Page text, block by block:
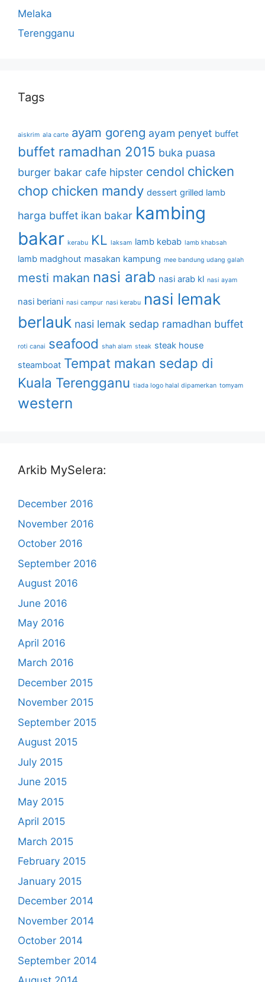
Melaka
Terengganu
Tags
aiskrim ala carte ayam goreng ayam penyet buffet
buffet ramadhan 2015 buka puasa
burger bakar cafe hipster cendol chicken
chop chicken mandy dessert grilled lamb
harga buffet ikan bakar kambing
bakar kerabu KL laksam lamb kebab lamb khabsah
lamb madghout masakan kampung mee bandung udang galah
mesti makan nasi arab nasi arab kl nasi ayam
nasi beriani nasi campur nasi kerabu nasi lemak
berlauk nasi lemak sedap ramadhan buffet
roti canai seafood shah alam steak steak house
steamboat Tempat makan sedap di
Kuala Terengganu tiada logo halal dipamerkan tomyam
western
Arkib MySelera:
December 2016
November 2016
October 2016
September 2016
August 2016
June 2016
May 2016
April 2016
March 2016
December 2015
November 2015
September 2015
August 2015
July 2015
June 2015
May 2015
April 2015
March 2015
February 2015
January 2015
December 2014
November 2014
October 2014
September 2014